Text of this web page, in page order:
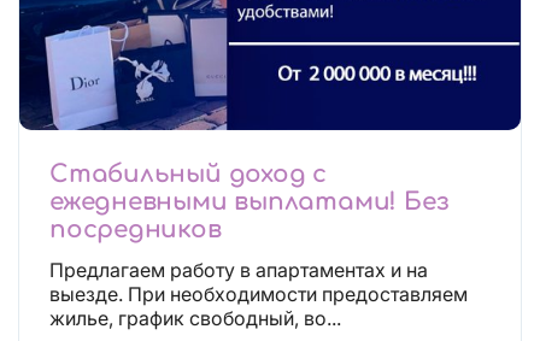
Стабильный доход с
ежедневными выплатами! Без
посредников
Предлагаем работу в апартаментах и на
выезде. При необходимости предоставляем
жилье, график свободный, во...